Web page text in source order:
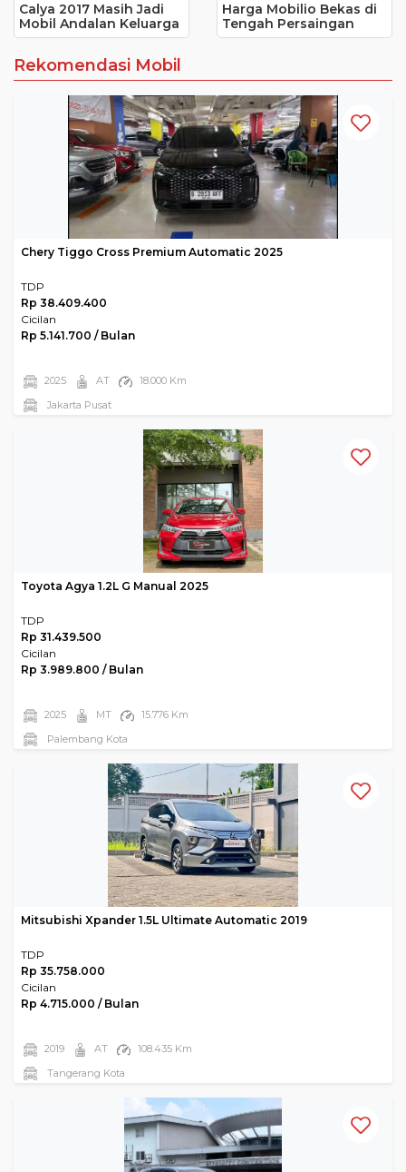
Calya 2017 Masih Jadi
Mobil Andalan Keluarga
Harga Mobilio Bekas di
Tengah Persaingan
LMPV Favorit
Rekomendasi Mobil
Chery Tiggo Cross Premium Automatic 2025
TDP
Rp 38.409.400
Cicilan
Rp 5.141.700 / Bulan
2025 AT
18.000 Km
Jakarta Pusat
Toyota Agya 1.2L G Manual 2025
TDP
Rp 31.439.500
Cicilan
Rp 3.989.800 / Bulan
2025 MT
15.776 Km
Palembang Kota
Mitsubishi Xpander 1.5L Ultimate Automatic 2019
TDP
Rp 35.758.000
Cicilan
Rp 4.715.000 / Bulan
2019 AT
108.435 Km
Tangerang Kota